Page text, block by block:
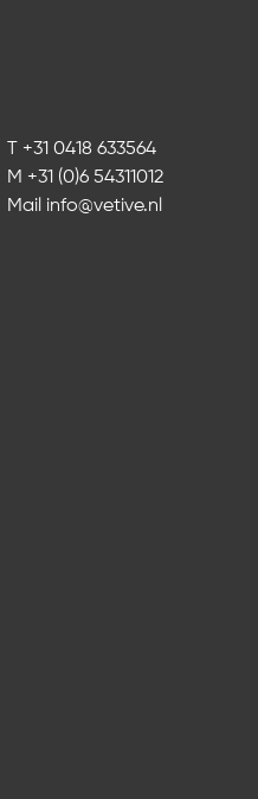
T +31 0418 633564
M +31 (0)6 54311012
Mail info@vetive.nl